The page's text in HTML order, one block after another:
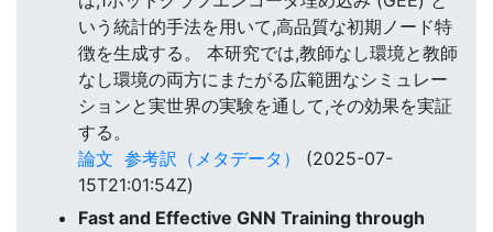
いう統計的手法を用いて,高品質な初期ノード特
徴を生成する。 本研究では,教師なし環境と教師
なし環境の両方にまたがる広範囲なシミュレー
ションと実世界の実験を通して,その効果を実証
する。
論文 参考訳（メタデータ）
(2025-07-
15T21:01:54Z)
Fast and Effective GNN Training through